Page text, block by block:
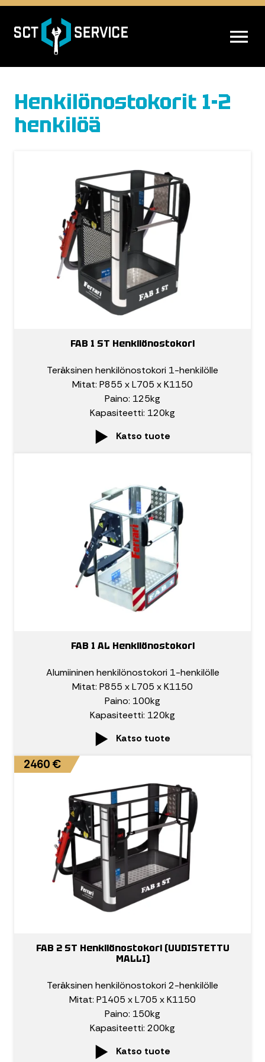
Henkilönostokorit 1-2
henkilöä
FAB 1 ST Henkilönostokori
Teräksinen henkilönostokori 1-henkilölle
Mitat: P855 x L705 x K1150
Paino: 125kg
Kapasiteetti: 120kg
Katso tuote
FAB 1 AL Henkilönostokori
Alumiininen henkilönostokori 1-henkilölle
Mitat: P855 x L705 x K1150
Paino: 100kg
Kapasiteetti: 120kg
Katso tuote
2460 €
FAB 2 ST Henkilönostokori (UUDISTETTU
MALLI)
Teräksinen henkilönostokori 2-henkilölle
Mitat: P1405 x L705 x K1150
Paino: 150kg
Kapasiteetti: 200kg
Katso tuote